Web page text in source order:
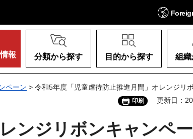
報 分類から探す 目的から探す 組
ペーン > 令和5年度「児童虐待防止推進月間」オレンジリ
印刷 更新日：
ンジリボンキャンペ